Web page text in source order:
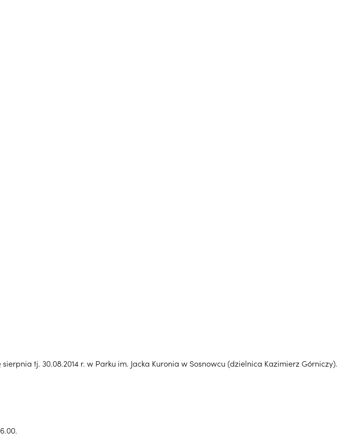
tj. 30.08.2014 r. w Parku im. Jacka Kuronia w Sosnowcu (dzielnica Kazimierz Górniczy).